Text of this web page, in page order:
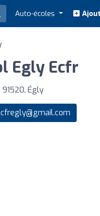
Auto-écoles
Egly Ecfr
91520, Égly